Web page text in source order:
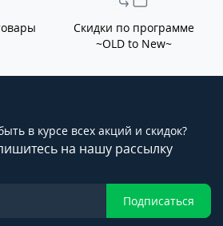
Скидки по программе
~OLD to New~
в курсе всех акций и скидок?
на нашу рассылку
Подписаться